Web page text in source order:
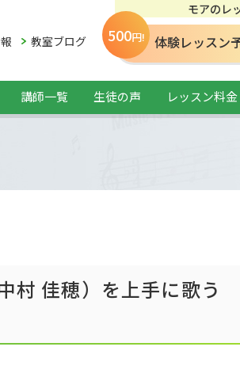
教室ブログ
モアのレ
500円! 体験レッスン
講師一覧 生徒の声 レッスン料金
村 佳穂）を上手に歌う